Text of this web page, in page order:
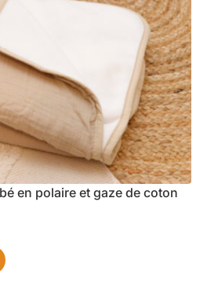
en polaire et gaze de coton